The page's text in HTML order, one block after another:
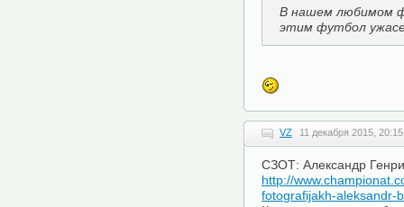
В нашем любимом
этим футбол
VZ 11 декабря 2015, 20:15
СЗОТ: Александр
http://
fotografijakh-aleksandr-